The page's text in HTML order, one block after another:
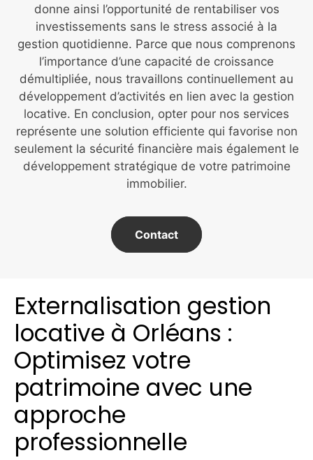
donne ainsi l’opportunité de rentabiliser vos
investissements sans le stress associé à la
gestion quotidienne. Parce que nous comprenons
l’importance d’une capacité de croissance
démultipliée, nous travaillons continuellement au
développement d’activités en lien avec la gestion
locative. En conclusion, opter pour nos services
représente une solution efficiente qui favorise non
seulement la sécurité financière mais également le
développement stratégique de votre patrimoine
immobilier.
Contact
Externalisation gestion
locative à Orléans :
Optimisez votre
patrimoine avec une
approche
professionnelle